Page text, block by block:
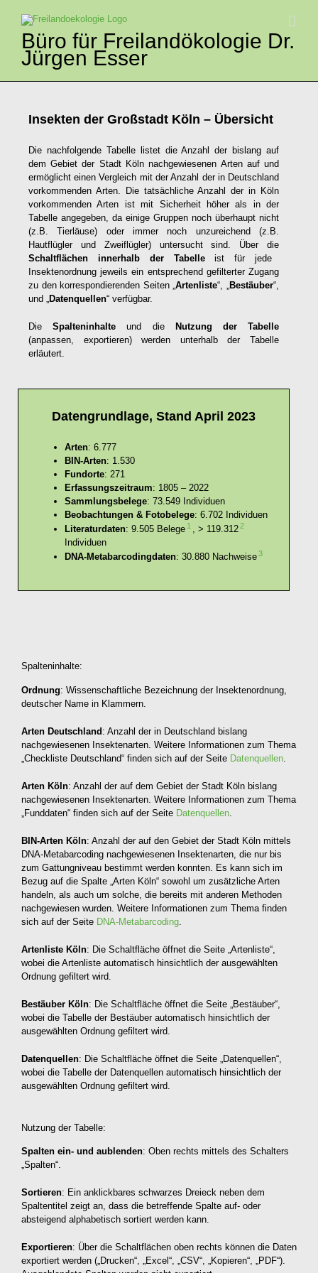
springenBüro für Freilandökologie Dr.
Jürgen Esser
Insekten der Großstadt Köln – Übersicht
Die nachfolgende Tabelle listet die Anzahl der bislang auf
dem Gebiet der Stadt Köln nachgewiesenen Arten auf und
ermöglicht einen Vergleich mit der Anzahl der in Deutschland
vorkommenden Arten. Die tatsächliche Anzahl der in Köln
vorkommenden Arten ist mit Sicherheit höher als in der
Tabelle angegeben, da einige Gruppen noch überhaupt nicht
(z.B. Tierläuse) oder immer noch unzureichend (z.B.
Hautflügler und Zweiflügler) untersucht sind. Über die
Schaltflächen innerhalb der Tabelleist für jede
Insektenordnung jeweils ein entsprechend gefilterter Zugang
zu den korrespondierenden Seiten „Artenliste“, „ Bestäuber“,
und „
Datenquellen“ verfügbar.
DieSpalteninhalte und die
Nutzung der Tabelle
(anpassen, exportieren) werden unterhalb der Tabelle
erläutert.
Datengrundlage, Stand April 2023
Arten: 6.777
BIN-Arten: 1.530
Fundorte: 271
Erfassungszeitraum: 1805 – 2022
Sammlungsbelege: 73.549 Individuen
Beobachtungen & Fotobelege: 6.702 Individuen
Literaturdaten: 9.505 Belege 1 , > 119.3122
Individuen
DNA-Metabarcodingdaten: 30.880 Nachweise3
Spalteninhalte:
Ordnung: Wissenschaftliche Bezeichnung der Insektenordnung,
deutscher Name in Klammern.
Arten Deutschland: Anzahl der in Deutschland bislang
nachgewiesenen Insektenarten. Weitere Informationen zum Thema
„Checkliste Deutschland“ finden sich auf der Seite Datenquellen.
Arten Köln: Anzahl der auf dem Gebiet der Stadt Köln bislang
nachgewiesenen Insektenarten. Weitere Informationen zum Thema
„Funddaten“ finden sich auf der Seite Datenquellen.
BIN-Arten Köln: Anzahl der auf den Gebiet der Stadt Köln mittels
DNA-Metabarcoding nachgewiesenen Insektenarten, die nur bis
zum Gattungniveau bestimmt werden konnten. Es kann sich im
Bezug auf die Spalte „Arten Köln“ sowohl um zusätzliche Arten
handeln, als auch um solche, die bereits mit anderen Methoden
nachgewiesen wurden. Weitere Informationen zum Thema finden
sich auf der Seite DNA-Metabarcoding.
Artenliste Köln: Die Schaltfläche öffnet die Seite „Artenliste“,
wobei die Artenliste automatisch hinsichtlich der ausgewählten
Ordnung gefiltert wird.
Bestäuber Köln: Die Schaltfläche öffnet die Seite „Bestäuber“,
wobei die Tabelle der Bestäuber automatisch hinsichtlich der
ausgewählten Ordnung gefiltert wird.
Datenquellen: Die Schaltfläche öffnet die Seite „Datenquellen“,
wobei die Tabelle der Datenquellen automatisch hinsichtlich der
ausgewählten Ordnung gefiltert wird.
Nutzung der Tabelle:
Spalten ein- und aublenden: Oben rechts mittels des Schalters
„Spalten“.
Sortieren: Ein anklickbares schwarzes Dreieck neben dem
Spaltentitel zeigt an, dass die betreffende Spalte auf- oder
absteigend alphabetisch sortiert werden kann.
Exportieren: Über die Schaltflächen oben rechts können die Daten
exportiert werden („Drucken“, „Excel“, „CSV“, „Kopieren“, „PDF“).